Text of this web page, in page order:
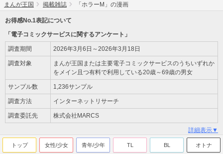
まんが王国 掲載雑誌 「ホラーM」の漫画
お得感No.1表記について
「電子コミックサービスに関するアンケート」
調査期間 2026年3月6日～2026年3月18日
調査対象
まんが王国または主要電子コミックサービスのうちいずれか
をメイン且つ有料で利用している20歳～69歳の男女
サンプル数 1,236サンプル
調査方法 インターネットリサーチ
調査委託先 株式会社MARCS
詳細表示▼
トップ 女性/少女 青年/少年 TL BL オトナ